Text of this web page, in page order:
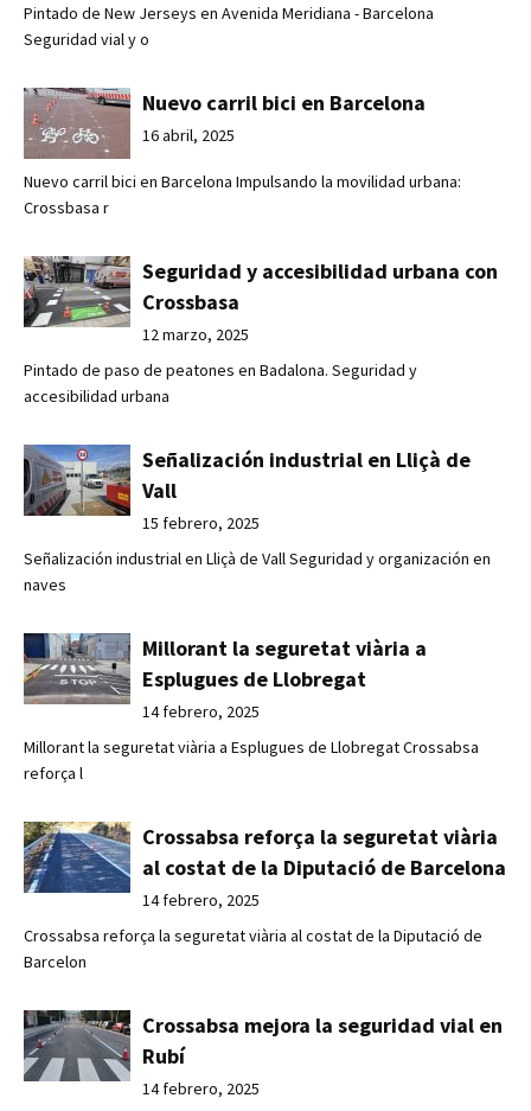
Pintado de New Jerseys en Avenida Meridiana - Barcelona
Seguridad vial y o
Nuevo carril bici en Barcelona
16 abril, 2025
Nuevo carril bici en Barcelona Impulsando la movilidad urbana:
Crossbasa r
Seguridad y accesibilidad urbana con
Crossbasa
12 marzo, 2025
Pintado de paso de peatones en Badalona. Seguridad y
accesibilidad urbana
Señalización industrial en Lliçà de
Vall
15 febrero, 2025
Señalización industrial en Lliçà de Vall Seguridad y organización en
naves
Millorant la seguretat viària a
Esplugues de Llobregat
14 febrero, 2025
Millorant la seguretat viària a Esplugues de Llobregat Crossabsa
reforça l
Crossabsa reforça la seguretat viària
al costat de la Diputació de Barcelona
14 febrero, 2025
Crossabsa reforça la seguretat viària al costat de la Diputació de
Barcelon
Crossabsa mejora la seguridad vial en
Rubí
14 febrero, 2025